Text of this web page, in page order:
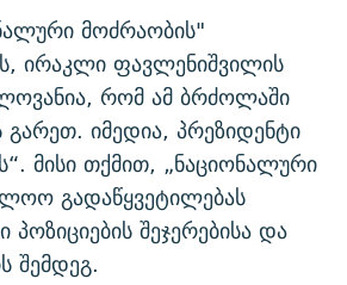
მოძრაობის"
ირაკლი ფავლენიშვილის
რომ ამ ბრძოლაში
გარეთ. იმედია, პრეზიდენტი
მისი თქმით, „ნაციონალური
გადაწყვეტილებას
პოზიციების შეჯერებისა და
შემდეგ.